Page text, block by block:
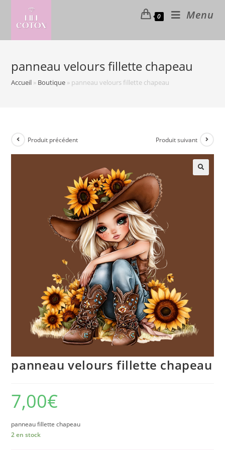
content
0 Menu
panneau velours fillette chapeau
Accueil » Boutique » panneau velours fillette chapeau
Produit précédent Produit suivant
panneau velours fillette chapeau
7,00€
panneau fillette chapeau
2 en stock